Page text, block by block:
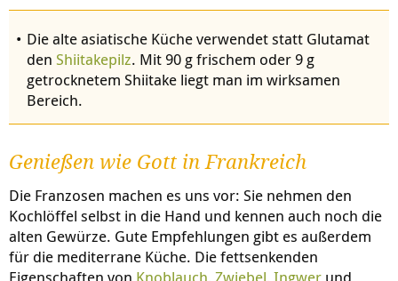
Die alte asiatische Küche verwendet statt Glutamat
den Shiitakepilz. Mit 90 g frischem oder 9 g
getrocknetem Shiitake liegt man im wirksamen
Bereich.
Genießen wie Gott in Frankreich
Die Franzosen machen es uns vor: Sie nehmen den
Kochlöffel selbst in die Hand und kennen auch noch die
alten Gewürze. Gute Empfehlungen gibt es außerdem
für die mediterrane Küche. Die fettsenkenden